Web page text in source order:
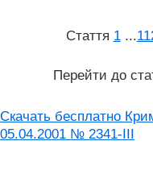
Стаття 1 ...
Перейти до
Скачать бесплатно
05.04.2001 № 2341-III